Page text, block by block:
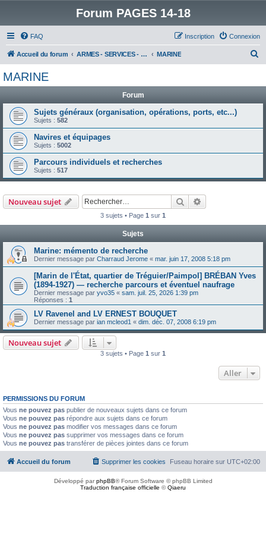
Forum PAGES 14-18
FAQ Connexion
Inscription
Accueil du forum ARMES - SERVICES - UNITES : historiques & discussions MARINE
h
r
MARINE
Forum
Sujets généraux (organisation, opérations, ports, etc...)
Sujets : 582
Navires et équipages
Sujets : 5002
Parcours individuels et recherches
Sujets : 517
Nouveau sujet Rechercher
3 sujets • Page 1 sur 1
Sujets
Marine: mémento de recherche
Dernier message par Charraud Jerome « mar. juin 17, 2008 5:18 pm
[Marin de l'État, quartier de Tréguier/Paimpol] BRÉBAN Yves
(1894-1927) — recherche parcours et éventuel naufrage
Dernier message par yvo35 « sam. juil. 25, 2026 1:39 pm
Réponses : 1
LV Ravenel and LV ERNEST BOUQUET
Dernier message par ian mcleod1 « dim. déc. 07, 2008 6:19 pm
Nouveau sujet
3 sujets • Page 1 sur 1
Aller
PERMISSIONS DU FORUM
Vous ne pouvez pas publier de nouveaux sujets dans ce forum
Vous ne pouvez pas répondre aux sujets dans ce forum
Vous ne pouvez pas modifier vos messages dans ce forum
Vous ne pouvez pas supprimer vos messages dans ce forum
Vous ne pouvez pas transférer de pièces jointes dans ce forum
Accueil du forum Fuseau horaire sur UTC+02:00
Supprimer les cookies
Développé parphpBB® Forum Software © phpBB Limited
Traduction française officielle ©Qiaeru